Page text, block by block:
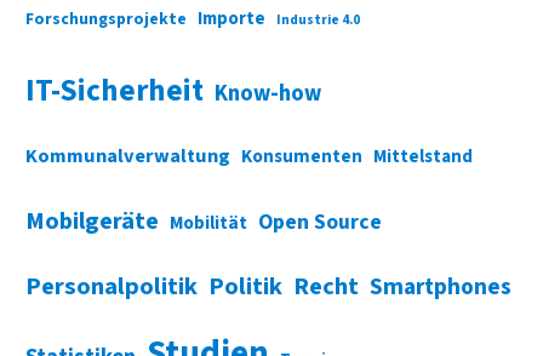
Forschungsprojekte Importe Industrie 4.0
IT-Sicherheit Know-how
Kommunalverwaltung Konsumenten Mittelstand
Mobilgeräte Mobilität Open Source
Personalpolitik Politik Recht Smartphones